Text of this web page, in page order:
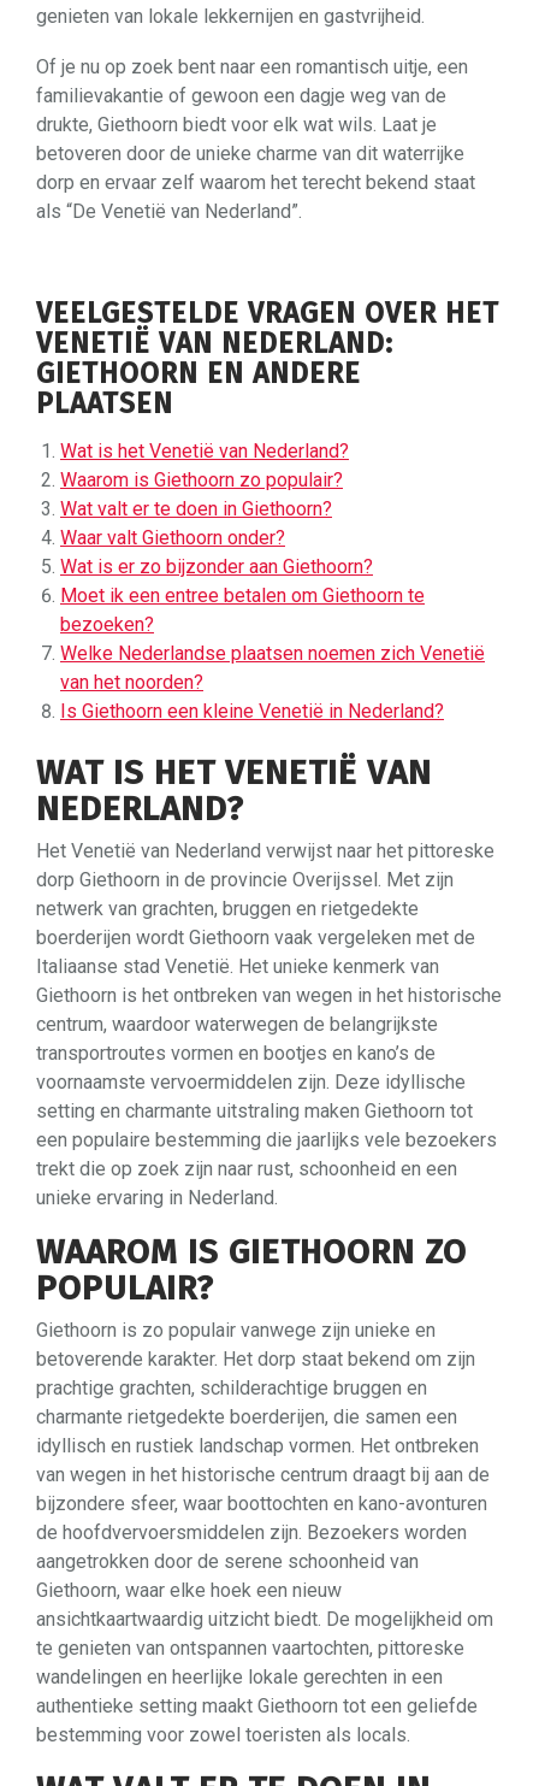
genieten van lokale lekkernijen en gastvrijheid.
Of je nu op zoek bent naar een romantisch uitje, een
familievakantie of gewoon een dagje weg van de
drukte, Giethoorn biedt voor elk wat wils. Laat je
betoveren door de unieke charme van dit waterrijke
dorp en ervaar zelf waarom het terecht bekend staat
als “De Venetië van Nederland”.
VEELGESTELDE VRAGEN OVER HET
VENETIË VAN NEDERLAND:
GIETHOORN EN ANDERE
PLAATSEN
Wat is het Venetië van Nederland?
Waarom is Giethoorn zo populair?
Wat valt er te doen in Giethoorn?
Waar valt Giethoorn onder?
Wat is er zo bijzonder aan Giethoorn?
Moet ik een entree betalen om Giethoorn te
bezoeken?
Welke Nederlandse plaatsen noemen zich Venetië
van het noorden?
Is Giethoorn een kleine Venetië in Nederland?
WAT IS HET VENETIË VAN
NEDERLAND?
Het Venetië van Nederland verwijst naar het pittoreske
dorp Giethoorn in de provincie Overijssel. Met zijn
netwerk van grachten, bruggen en rietgedekte
boerderijen wordt Giethoorn vaak vergeleken met de
Italiaanse stad Venetië. Het unieke kenmerk van
Giethoorn is het ontbreken van wegen in het historische
centrum, waardoor waterwegen de belangrijkste
transportroutes vormen en bootjes en kano’s de
voornaamste vervoermiddelen zijn. Deze idyllische
setting en charmante uitstraling maken Giethoorn tot
een populaire bestemming die jaarlijks vele bezoekers
trekt die op zoek zijn naar rust, schoonheid en een
unieke ervaring in Nederland.
WAAROM IS GIETHOORN ZO
POPULAIR?
Giethoorn is zo populair vanwege zijn unieke en
betoverende karakter. Het dorp staat bekend om zijn
prachtige grachten, schilderachtige bruggen en
charmante rietgedekte boerderijen, die samen een
idyllisch en rustiek landschap vormen. Het ontbreken
van wegen in het historische centrum draagt bij aan de
bijzondere sfeer, waar boottochten en kano-avonturen
de hoofdvervoersmiddelen zijn. Bezoekers worden
aangetrokken door de serene schoonheid van
Giethoorn, waar elke hoek een nieuw
ansichtkaartwaardig uitzicht biedt. De mogelijkheid om
te genieten van ontspannen vaartochten, pittoreske
wandelingen en heerlijke lokale gerechten in een
authentieke setting maakt Giethoorn tot een geliefde
bestemming voor zowel toeristen als locals.